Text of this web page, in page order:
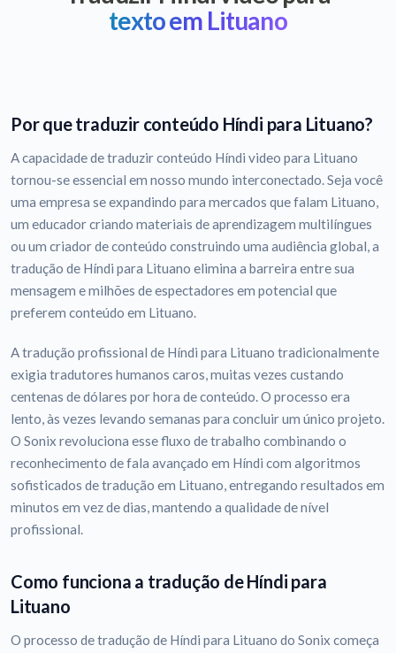
texto em Lituano
Por que traduzir conteúdo Híndi para Lituano?
A capacidade de traduzir conteúdo Híndi video para Lituano
tornou-se essencial em nosso mundo interconectado. Seja você
uma empresa se expandindo para mercados que falam Lituano,
um educador criando materiais de aprendizagem multilíngues
ou um criador de conteúdo construindo uma audiência global, a
tradução de Híndi para Lituano elimina a barreira entre sua
mensagem e milhões de espectadores em potencial que
preferem conteúdo em Lituano.
A tradução profissional de Híndi para Lituano tradicionalmente
exigia tradutores humanos caros, muitas vezes custando
centenas de dólares por hora de conteúdo. O processo era
lento, às vezes levando semanas para concluir um único projeto.
O Sonix revoluciona esse fluxo de trabalho combinando o
reconhecimento de fala avançado em Híndi com algoritmos
sofisticados de tradução em Lituano, entregando resultados em
minutos em vez de dias, mantendo a qualidade de nível
profissional.
Como funciona a tradução de Híndi para
Lituano
O processo de tradução de Híndi para Lituano do Sonix começa